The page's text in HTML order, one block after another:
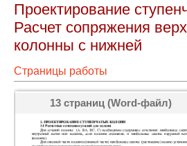
Проектирование
Расчет сопряжения
колонны с нижней
Страницы работы
13 страниц (Word-файл)